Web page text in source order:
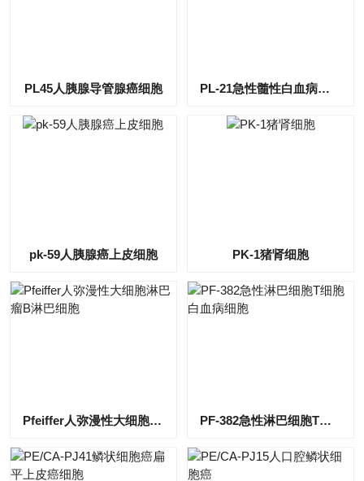
PL45人胰腺导管腺癌细胞 PL-21急性髓性白血病细胞
pk-59人胰腺癌上皮细胞 PK-1猪肾细胞
Pfeiffer人弥漫性大细胞淋巴瘤B淋巴细胞 PF-382急性淋巴细胞T细胞白血病细胞